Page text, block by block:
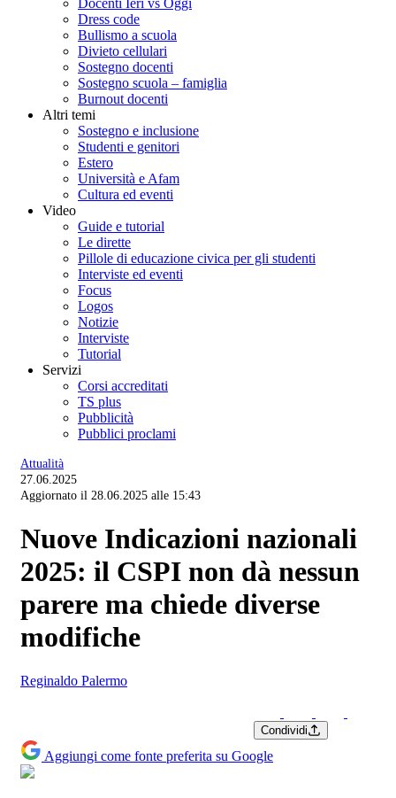
Docenti Ieri vs Oggi
Dress code
Bullismo a scuola
Divieto cellulari
Sostegno docenti
Sostegno scuola – famiglia
Burnout docenti
Altri temi
Sostegno e inclusione
Studenti e genitori
Estero
Università e Afam
Cultura ed eventi
Video
Guide e tutorial
Le dirette
Pillole di educazione civica per gli studenti
Interviste ed eventi
Focus
Logos
Notizie
Interviste
Tutorial
Servizi
Corsi accreditati
TS plus
Pubblicità
Pubblici proclami
Attualità
27.06.2025
Aggiornato il 28.06.2025 alle 15:43
Nuove Indicazioni nazionali
2025: il CSPI non dà nessun
parere ma chiede diverse
modifiche
Reginaldo Palermo
Condividi
Aggiungi come fonte preferita su Google